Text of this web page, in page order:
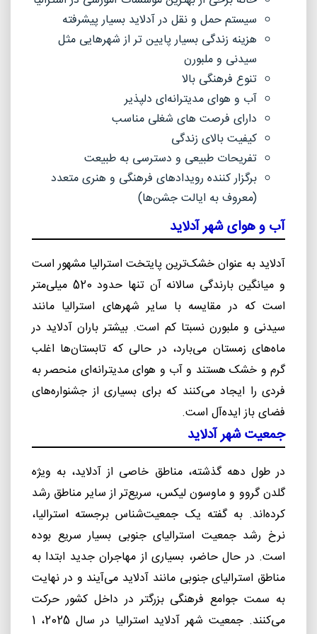
سیستم حمل و نقل در آدلاید بسیار پیشرفته
هزینه زندگی بسیار پایین تر از شهرهایی مثل
سیدنی و ملبورن
تنوع فرهنگی بالا
آب و هوای مدیترانه‌ای دلپذیر
دارای فرصت های شغلی مناسب
کیفیت بالای زندگی
تفریحات طبیعی و دسترسی به طبیعت
برگزار کننده رویدادهای فرهنگی و هنری متعدد
(معروف به ایالت جشن‌ها)
آب و هوای شهر آدلاید
آدلاید به عنوان خشک‌ترین پایتخت استرالیا مشهور است
و میانگین بارندگی سالانه آن تنها حدود 520 میلی‌متر
است که در مقایسه با سایر شهرهای استرالیا مانند
سیدنی و ملبورن نسبتا کم است. بیشتر باران آدلاید در
ماه‌های زمستان می‌بارد، در حالی که تابستان‌ها اغلب
گرم و خشک هستند و آب و هوای مدیترانه‌ای منحصر به
فردی را ایجاد می‌کنند که برای بسیاری از جشنواره‌های
فضای باز ایده‌آل است.
جمعیت شهر آدلاید
در طول دهه گذشته، مناطق خاصی از آدلاید، به ویژه
گلدن گروو و ماوسون لیکس، سریع‌تر از سایر مناطق رشد
کرده‌اند. به گفته یک جمعیت‌شناس برجسته استرالیا،
نرخ رشد جمعیت استرالیای جنوبی بسیار سریع بوده
است. در حال حاضر، بسیاری از مهاجران جدید ابتدا به
مناطق استرالیای جنوبی مانند آدلاید می‌آیند و در نهایت
به سمت جوامع فرهنگی بزرگتر در داخل کشور حرکت
می‌کنند. جمعیت شهر آدلاید استرالیا در سال 2025، 1